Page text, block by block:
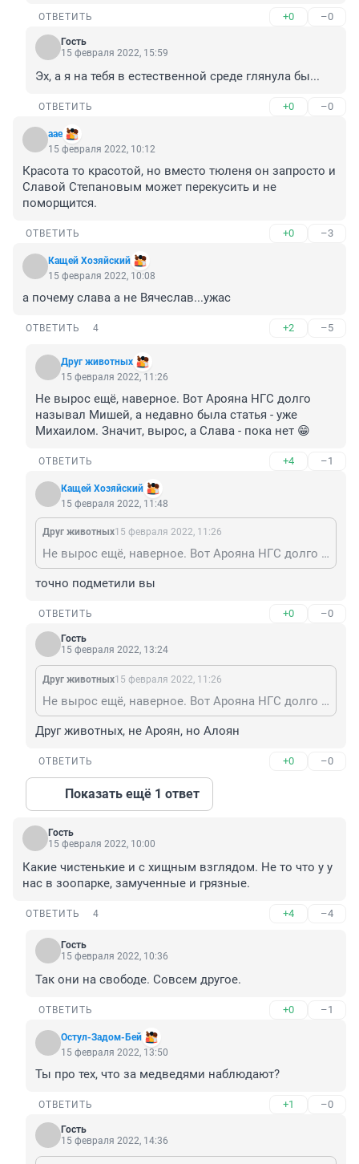
ОТВЕТИТЬ +0 –0
Гость
15 февраля 2022, 15:59
Эх, а я на тебя в естественной среде глянула бы...
ОТВЕТИТЬ +0 –0
аае
15 февраля 2022, 10:12
Красота то красотой, но вместо тюленя он запросто и
Славой Степановым может перекусить и не
поморщится.
ОТВЕТИТЬ +0 –3
Кащей Хозяйский
15 февраля 2022, 10:08
а почему слава а не Вячеслав...ужас
ОТВЕТИТЬ 4 +2 –5
Друг животных
15 февраля 2022, 11:26
Не вырос ещё, наверное. Вот Арояна НГС долго
называл Мишей, а недавно была статья - уже
Михаилом. Значит, вырос, а Слава - пока нет 😁
ОТВЕТИТЬ +4 –1
Кащей Хозяйский
15 февраля 2022, 11:48
Друг животных15 февраля 2022, 11:26
Не вырос ещё, наверное. Вот Арояна НГС долго называл Мишей, а недавно была статья - уже Михаилом. Значит, вырос, а Слава - пока нет 😁
точно подметили вы
ОТВЕТИТЬ +0 –0
Гость
15 февраля 2022, 13:24
Друг животных15 февраля 2022, 11:26
Не вырос ещё, наверное. Вот Арояна НГС долго называл Мишей, а недавно была статья - уже Михаилом. Значит, вырос, а Слава - пока нет 😁
Друг животных, не Ароян, но Алоян
ОТВЕТИТЬ +0 –0
Показать ещё 1 ответ
Гость
15 февраля 2022, 10:00
Какие чистенькие и с хищным взглядом. Не то что у у
нас в зоопарке, замученные и грязные.
ОТВЕТИТЬ 4 +4 –4
Гость
15 февраля 2022, 10:36
Так они на свободе. Совсем другое.
ОТВЕТИТЬ +0 –1
Остул-Задом-Бей
15 февраля 2022, 13:50
Ты про тех, что за медведями наблюдают?
ОТВЕТИТЬ +1 –0
Гость
15 февраля 2022, 14:36